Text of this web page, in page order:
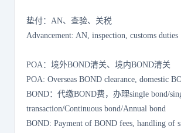
垫付：AN、查验、关税
Advancement: AN, inspection, customs duties
POA：境外BOND清关、境内BOND清关
POA: Overseas BOND clearance, domestic
BOND：代缴BOND费，办理single bond/
transaction/Continuous bond/Annual bond
BOND: Payment of BOND fees, handling of